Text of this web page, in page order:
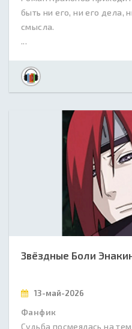
быть ни его, ни его дела,
смысла.
...
Звёздные Боли
13-май-2026
Фанфик
Судьба посмеялась на